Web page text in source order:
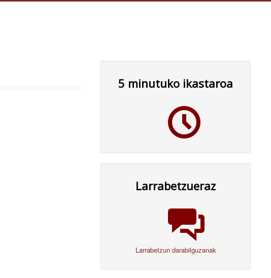
5 minutuko ikastaroa
Larrabetzueraz
Larrabetzun darabilguzanak